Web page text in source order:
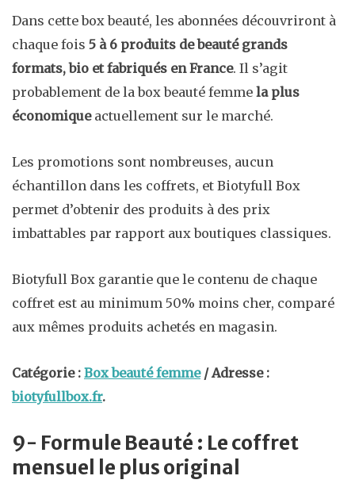
Dans cette box beauté, les abonnées découvriront à
chaque fois 5 à 6 produits de beauté grands
formats, bio et fabriqués en France. Il s’agit
probablement de la box beauté femme la plus
économiqueactuellement sur le marché.
Les promotions sont nombreuses, aucun
échantillon dans les coffrets, et Biotyfull Box
permet d’obtenir des produits à des prix
imbattables par rapport aux boutiques classiques.
Biotyfull Box garantie que le contenu de chaque
coffret est au minimum 50% moins cher, comparé
aux mêmes produits achetés en magasin.
Catégorie : Box beauté femme/ Adresse :
biotyfullbox.fr.
9- Formule Beauté : Le coffret
mensuel le plus original